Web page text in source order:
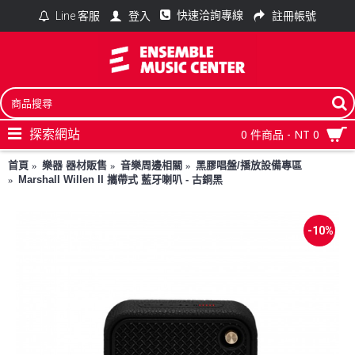
Line 客服 登入 快速洽詢專線 註冊帳號
0 件商品 - NT 0
探索網站
首頁 樂器 器材販售 音樂周邊相關
黑膠唱盤/播放設備專區
Marshall Willen II 攜帶式 藍牙喇叭 - 古銅黑
-10%